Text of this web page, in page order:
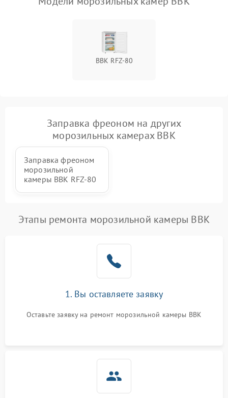
BBK RFZ-80
Заправка фреоном на других
морозильных камерах BBK
Заправка фреоном
морозильной
камеры BBK RFZ-80
Этапы ремонта морозильной камеры BBK
1. Вы оставляете заявку
Оставьте заявку на ремонт морозильной камеры BBK